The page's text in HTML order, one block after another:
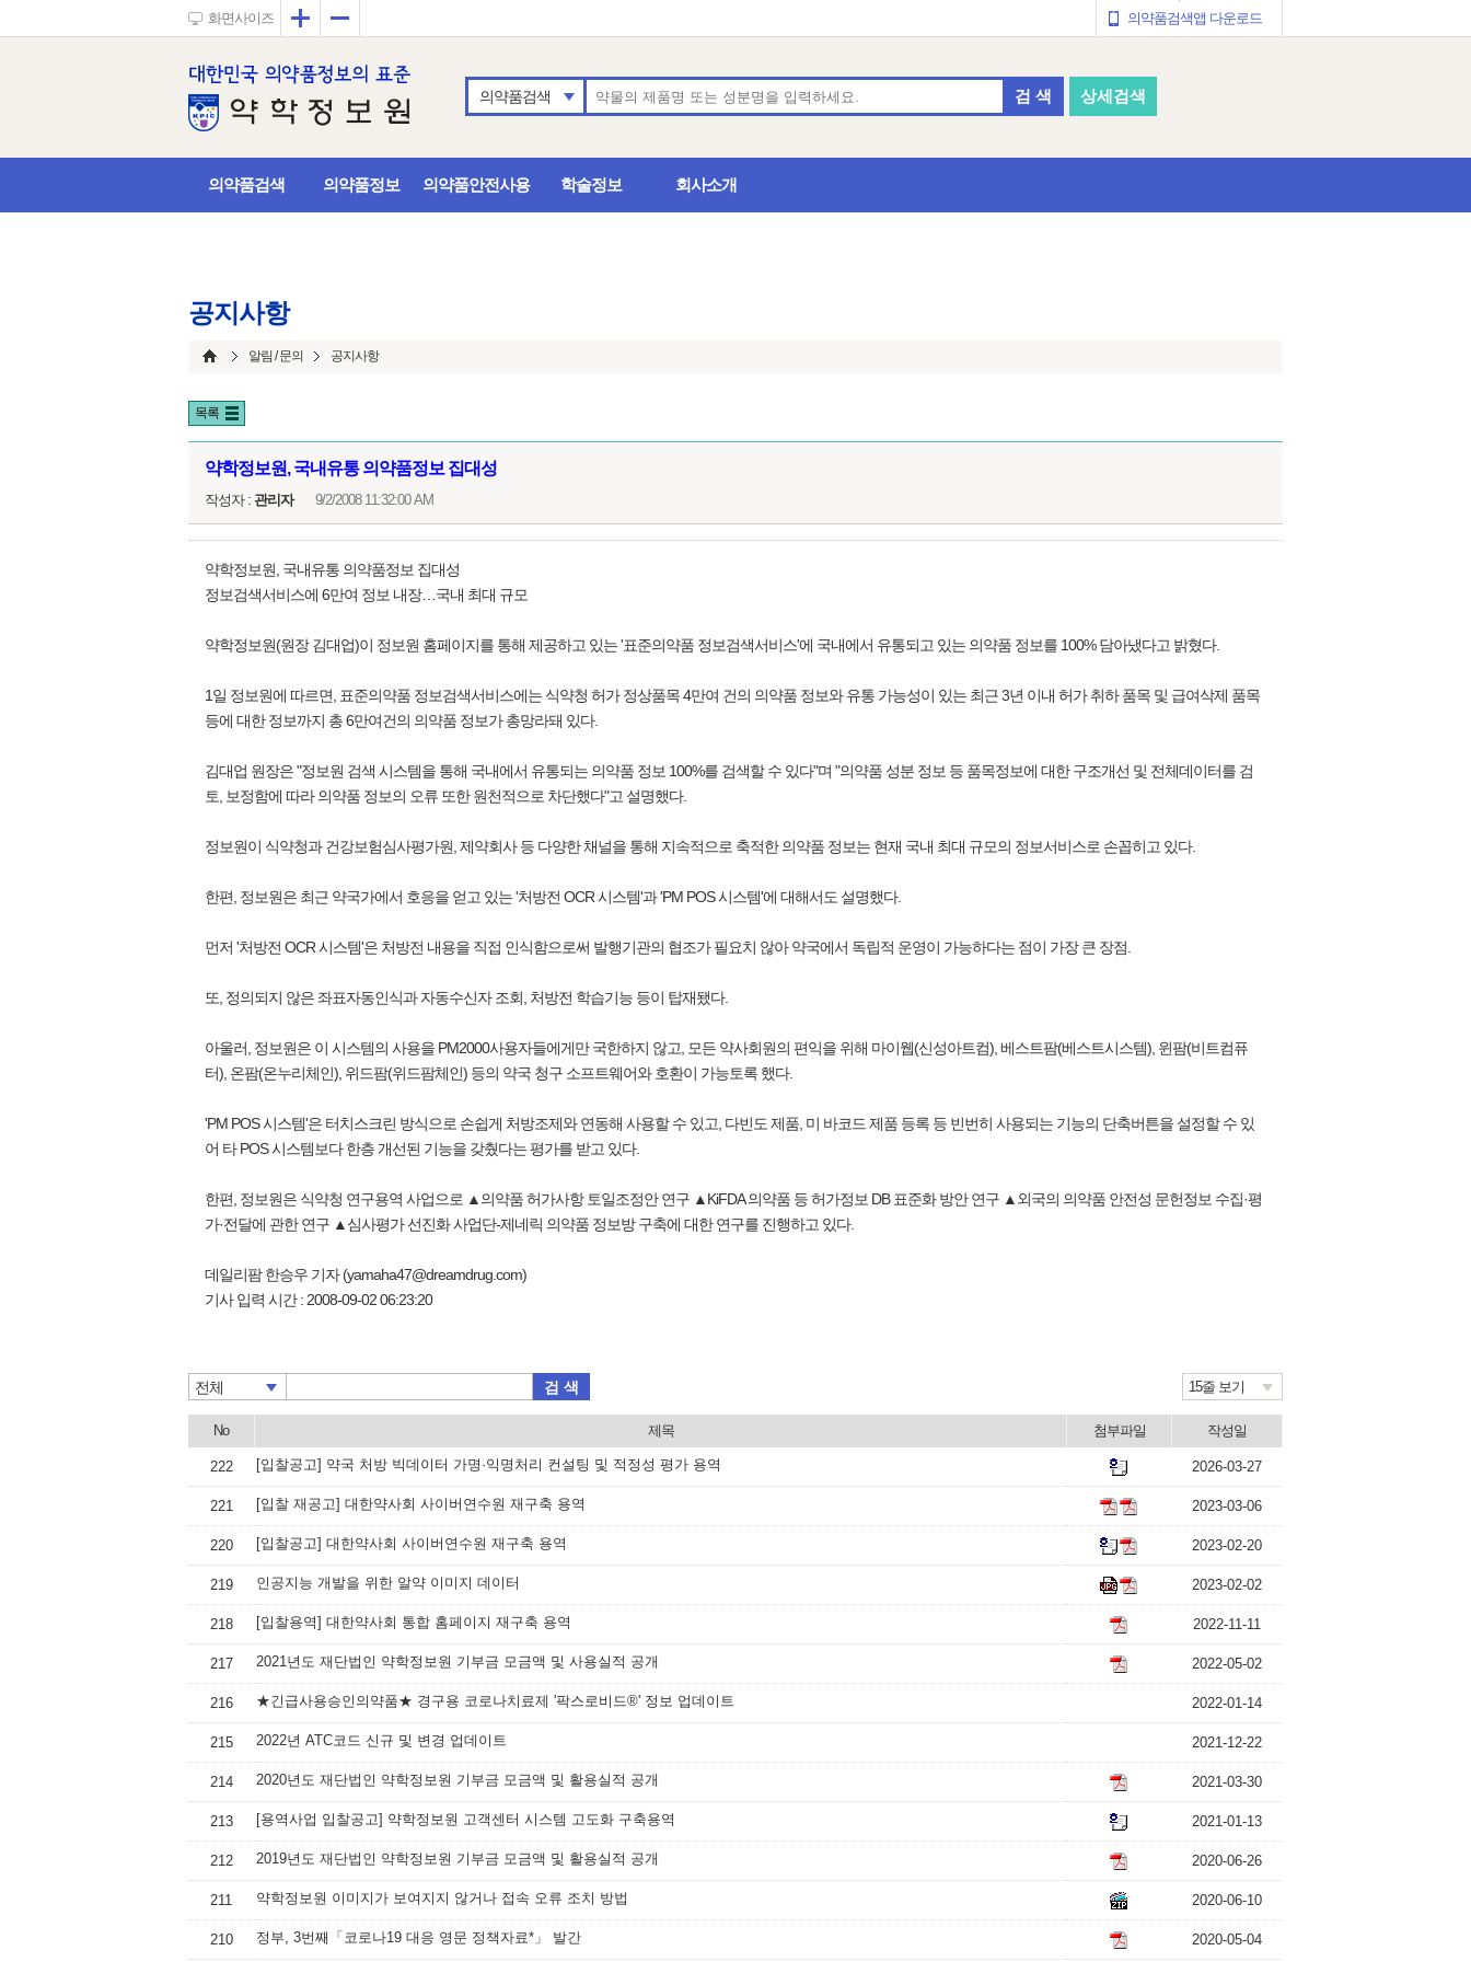
화면사이즈 확대 의약품검색앱 다운로드
의약품검색 검 색 상세검색
의약품검색 의약품정보 의약품안전사용 학술정보 회사소개
공지사항
알림 / 문의 공지사항
목록
약학정보원, 국내유통 의약품정보 집대성
작성자 : 관리자 9/2/2008 11:32:00 AM
약학정보원, 국내유통 의약품정보 집대성
정보검색서비스에 6만여 정보 내장…국내 최대 규모
약학정보원(원장 김대업)이 정보원 홈페이지를 통해 제공하고 있는 '표준의약품 정보검색서비스'에 국내에서 유통되고 있는 의약품 정보를 100% 담아냈다고 밝혔다.
1일 정보원에 따르면, 표준의약품 정보검색서비스에는 식약청 허가 정상품목 4만여 건의 의약품 정보와 유통 가능성이 있는 최근 3년 이내 허가 취하 품목 및 급여삭제 품목
등에 대한 정보까지 총 6만여건의 의약품 정보가 총망라돼 있다.
김대업 원장은 "정보원 검색 시스템을 통해 국내에서 유통되는 의약품 정보 100%를 검색할 수 있다"며 "의약품 성분 정보 등 품목정보에 대한 구조개선 및 전체데이터를 검
토, 보정함에 따라 의약품 정보의 오류 또한 원천적으로 차단했다"고 설명했다.
정보원이 식약청과 건강보험심사평가원, 제약회사 등 다양한 채널을 통해 지속적으로 축적한 의약품 정보는 현재 국내 최대 규모의 정보서비스로 손꼽히고 있다.
한편, 정보원은 최근 약국가에서 호응을 얻고 있는 '처방전 OCR 시스템'과 'PM POS 시스템'에 대해서도 설명했다.
먼저 '처방전 OCR 시스템'은 처방전 내용을 직접 인식함으로써 발행기관의 협조가 필요치 않아 약국에서 독립적 운영이 가능하다는 점이 가장 큰 장점.
또, 정의되지 않은 좌표자동인식과 자동수신자 조회, 처방전 학습기능 등이 탑재됐다.
아울러, 정보원은 이 시스템의 사용을 PM2000사용자들에게만 국한하지 않고, 모든 약사회원의 편익을 위해 마이웹(신성아트컴), 베스트팜(베스트시스템), 윈팜(비트컴퓨
터), 온팜(온누리체인), 위드팜(위드팜체인) 등의 약국 청구 소프트웨어와 호환이 가능토록 했다.
'PM POS 시스템'은 터치스크린 방식으로 손쉽게 처방조제와 연동해 사용할 수 있고, 다빈도 제품, 미 바코드 제품 등록 등 빈번히 사용되는 기능의 단축버튼을 설정할 수 있
어 타 POS 시스템보다 한층 개선된 기능을 갖췄다는 평가를 받고 있다.
한편, 정보원은 식약청 연구용역 사업으로 ▲의약품 허가사항 토일조정안 연구 ▲KiFDA 의약품 등 허가정보 DB 표준화 방안 연구 ▲외국의 의약품 안전성 문헌정보 수집·평
가·전달에 관한 연구 ▲심사평가 선진화 사업단-제네릭 의약품 정보방 구축에 대한 연구를 진행하고 있다.
데일리팜 한승우 기자 (yamaha47@dreamdrug.com)
기사 입력 시간 : 2008-09-02 06:23:20
전체 검 색 15줄 보기
No 제목 첨부파일 작성일
222 [입찰공고] 약국 처방 빅데이터 가명·익명처리 컨설팅 및 적정성 평가 용역 2026-03-27
221 [입찰 재공고] 대한약사회 사이버연수원 재구축 용역 2023-03-06
220 [입찰공고] 대한약사회 사이버연수원 재구축 용역 2023-02-20
219 인공지능 개발을 위한 알약 이미지 데이터 2023-02-02
218 [입찰용역] 대한약사회 통합 홈페이지 재구축 용역 2022-11-11
217 2021년도 재단법인 약학정보원 기부금 모금액 및 사용실적 공개 2022-05-02
216 ★긴급사용승인의약품★ 경구용 코로나치료제 '팍스로비드®' 정보 업데이트 2022-01-14
215 2022년 ATC코드 신규 및 변경 업데이트 2021-12-22
214 2020년도 재단법인 약학정보원 기부금 모금액 및 활용실적 공개 2021-03-30
213 [용역사업 입찰공고] 약학정보원 고객센터 시스템 고도화 구축용역 2021-01-13
212 2019년도 재단법인 약학정보원 기부금 모금액 및 활용실적 공개 2020-06-26
211 약학정보원 이미지가 보여지지 않거나 접속 오류 조치 방법 2020-06-10
210 정부, 3번째「코로나19 대응 영문 정책자료*」 발간 2020-05-04